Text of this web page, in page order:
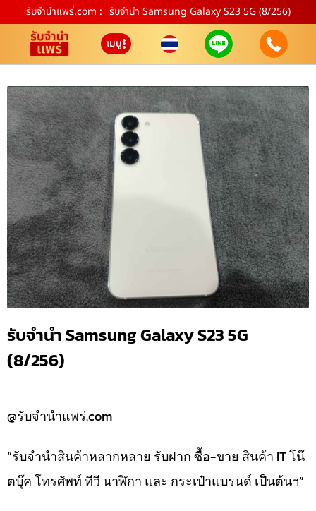
รับจํานําแพร่.com : รับจำนำ Samsung Galaxy S23 5G (8/256)
เมนู
รับจำนำ Samsung Galaxy S23 5G
(8/256)
@รับจำนำแพร่.com
“รับจำนำสินค้าหลากหลาย รับฝาก ซื้อ-ขาย สินค้า IT โน๊
ตบุ๊ค โทรศัพท์ ทีวี นาฬิกา และ กระเป๋าแบรนด์ เป็นต้นฯ”